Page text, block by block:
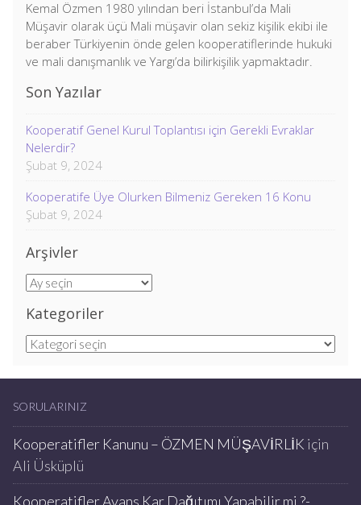
Kemal Özmen 1980 yılından beri İstanbul’da Mali
Müşavir olarak üçü Mali müşavir olan sekiz kişilik ekibi ile
beraber Türkiyenin önde gelen kooperatiflerinde hukuki
ve mali danışmanlık ve Yargı’da bilirkişilik yapmaktadır.
Son Yazılar
Kooperatif Genel Kurul Toplantısı için Gerekli Evraklar
Nelerdir?
Şubat 9, 2024
Kooperatife Üye Olurken Bilmeniz Gereken 16 Konu
Şubat 9, 2024
Arşivler
Arşivler
Kategoriler
Kategoriler
SORULARINIZ
Kooperatifler Kanunu – ÖZMEN MÜŞAVİRLİK için
Ali Üsküplü
Kooperatifler Avans Kar Dağıtımı Yapabilir mi ?-